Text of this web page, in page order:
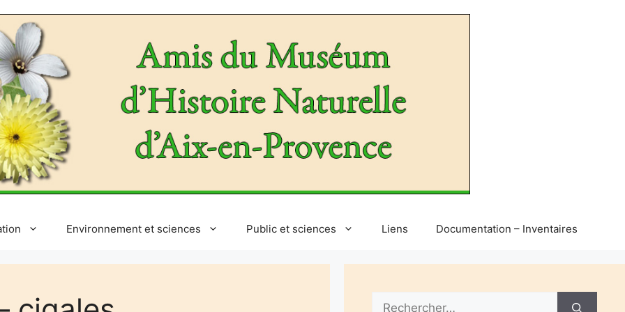
Environnement et sciences Public et sciences Liens Documentation – Inventaires
Rechercher :